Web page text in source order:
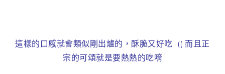
這樣的口感就會類似剛出爐的，酥脆又好吃 (( 而且正
宗的可頌就是要熱熱的吃唷